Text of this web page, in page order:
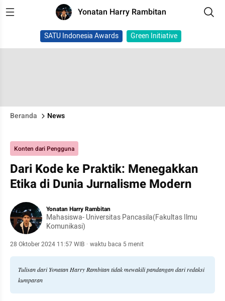
Yonatan Harry Rambitan
SATU Indonesia Awards Green Initiative
Beranda News
Konten dari Pengguna
Dari Kode ke Praktik: Menegakkan
Etika di Dunia Jurnalisme Modern
Yonatan Harry Rambitan
Mahasiswa- Universitas Pancasila(Fakultas Ilmu
Komunikasi)
28 Oktober 2024 11:57 WIB · waktu baca 5 menit
Tulisan dari Yonatan Harry Rambitan tidak mewakili pandangan dari redaksi
kumparan